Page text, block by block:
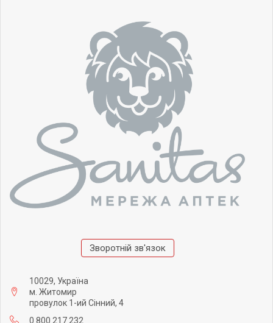
Зворотній зв'язок
10029, Україна
м. Житомир
провулок 1-ий Сінний, 4
0 800 217 232